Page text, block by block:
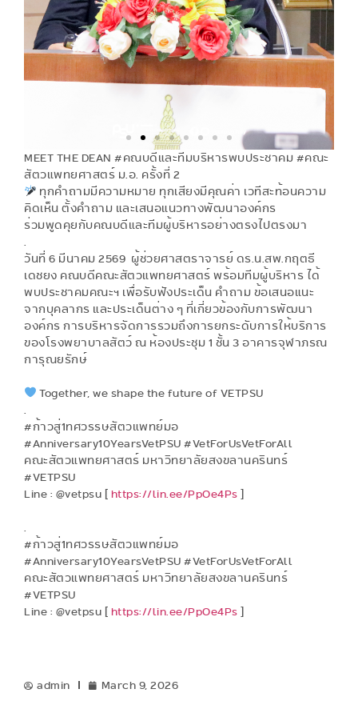
MEET THE DEAN #คณบดีและทีมบริหารพบประชาคม #คณะ
สัตวแพทยศาสตร์ ม.อ. ครั้งที่ 2
ทุกคำถามมีความหมาย ทุกเสียงมีคุณค่า เวทีสะท้อนความ
คิดเห็น ตั้งคำถาม และเสนอแนวทางพัฒนาองค์กร
ร่วมพูดคุยกับคณบดีและทีมผู้บริหารอย่างตรงไปตรงมา
.
วันที่ 6 มีนาคม 2569 ผู้ช่วยศาสตราจารย์ ดร.น.สพ.กฤตธี
เดชยง คณบดีคณะสัตวแพทยศาสตร์ พร้อมทีมผู้บริหาร ได้
พบประชาคมคณะฯ เพื่อรับฟังประเด็น คำถาม ข้อเสนอแนะ
จากบุคลากร และประเด็นต่าง ๆ ที่เกี่ยวข้องกับการพัฒนา
องค์กร การบริหารจัดการรวมถึงการยกระดับการให้บริการ
ของโรงพยาบาลสัตว์ ณ ห้องประชุม 1 ชั้น 3 อาคารจุฬาภรณ
การุณยรักษ์
Together, we shape the future of VETPSU
.
#ก้าวสู่1ทศวรรษสัตวแพทย์มอ
#Anniversary10YearsVetPSU #VetForUsVetForAll
คณะสัตวแพทยศาสตร์ มหาวิทยาลัยสงขลานครินทร์
#VETPSU
Line : @vetpsu [https://lin.ee/PpOe4Ps]
.
#ก้าวสู่1ทศวรรษสัตวแพทย์มอ
#Anniversary10YearsVetPSU #VetForUsVetForAll
คณะสัตวแพทยศาสตร์ มหาวิทยาลัยสงขลานครินทร์
#VETPSU
Line : @vetpsu [https://lin.ee/PpOe4Ps]
admin March 9, 2026